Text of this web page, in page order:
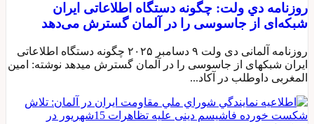
روزنامه دي ولت: چگونه دستگاه اطلاعاتی ایران
شبکه‌ای از جاسوسی را در آلمان گسترش می‌دهد
روزنامه آلمانی دی ولت ۹ دسامبر ۲۰۲۵ چگونه دستگاه اطلاعاتی
ایران شبکهای از جاسوسی را در آلمان گسترش میدهد نوشته: امین
المغربی داوطلب در آکاد...